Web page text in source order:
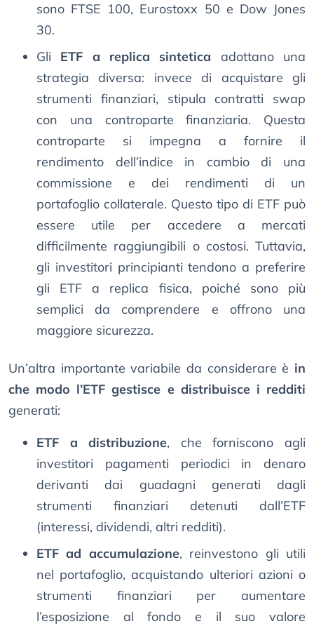
sono FTSE 100, Eurostoxx 50 e Dow Jones
30.
Gli ETF a replica sintetica adottano una
strategia diversa: invece di acquistare gli
strumenti finanziari, stipula contratti swap
con una controparte finanziaria. Questa
controparte si impegna a fornire il
rendimento dell’indice in cambio di una
commissione e dei rendimenti di un
portafoglio collaterale. Questo tipo di ETF può
essere utile per accedere a mercati
difficilmente raggiungibili o costosi. Tuttavia,
gli investitori principianti tendono a preferire
gli ETF a replica fisica, poiché sono più
semplici da comprendere e offrono una
maggiore sicurezza.
Un’altra importante variabile da considerare è in
che modo l’ETF gestisce e distribuisce i redditi
generati:
ETF a distribuzione, che forniscono agli
investitori pagamenti periodici in denaro
derivanti dai guadagni generati dagli
strumenti finanziari detenuti dall’ETF
(interessi, dividendi, altri redditi).
ETF ad accumulazione, reinvestono gli utili
nel portafoglio, acquistando ulteriori azioni o
strumenti finanziari per aumentare
l’esposizione al fondo e il suo valore